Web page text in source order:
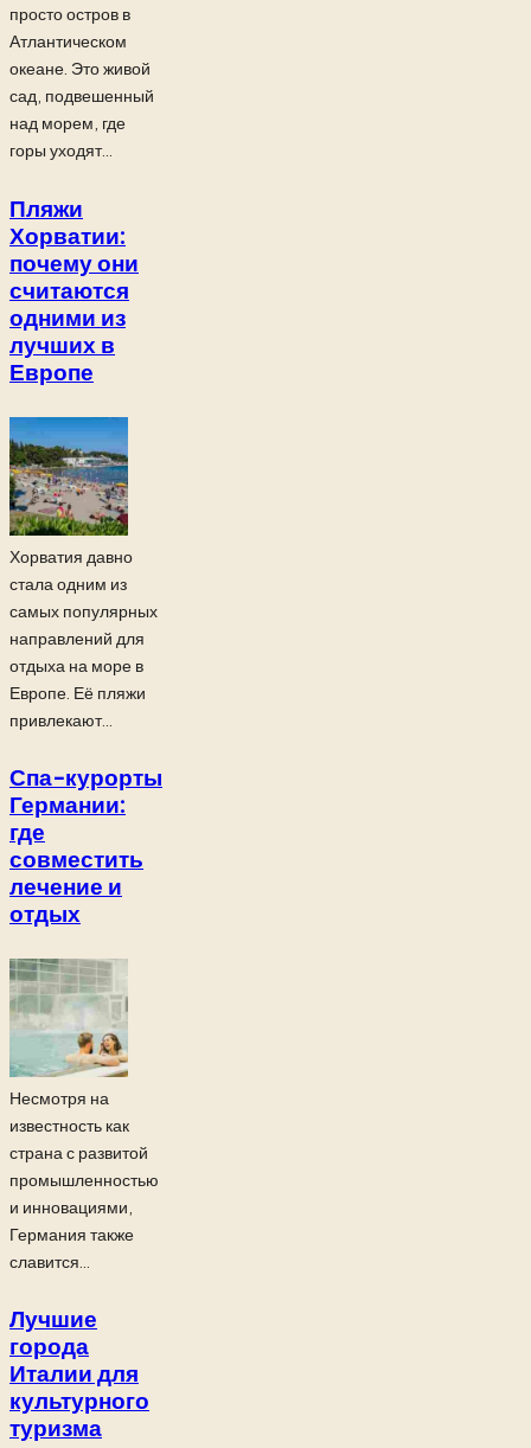
просто остров в
Атлантическом
океане. Это живой
сад, подвешенный
над морем, где
горы уходят...
Пляжи
Хорватии:
почему они
считаются
одними из
лучших в
Европе
Хорватия давно
стала одним из
самых популярных
направлений для
отдыха на море в
Европе. Её пляжи
привлекают...
Спа-курорты
Германии:
где
совместить
лечение и
отдых
Несмотря на
известность как
страна с развитой
промышленностью
и инновациями,
Германия также
славится...
Лучшие
города
Италии для
культурного
туризма